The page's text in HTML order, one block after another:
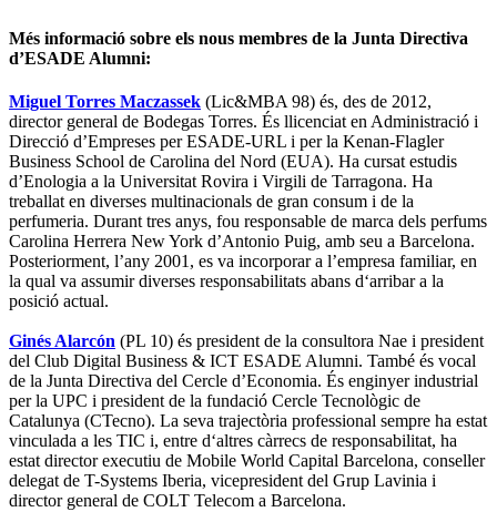
Més informació sobre els nous membres de la Junta Directiva
d’ESADE Alumni:
Miguel Torres Maczassek (Lic&MBA 98) és, des de 2012,
director general de Bodegas Torres. És llicenciat en Administració i
Direcció d’Empreses per ESADE-URL i per la Kenan-Flagler
Business School de Carolina del Nord (EUA). Ha cursat estudis
d’Enologia a la Universitat Rovira i Virgili de Tarragona. Ha
treballat en diverses multinacionals de gran consum i de la
perfumeria. Durant tres anys, fou responsable de marca dels perfums
Carolina Herrera New York d’Antonio Puig, amb seu a Barcelona.
Posteriorment, l’any 2001, es va incorporar a l’empresa familiar, en
la qual va assumir diverses responsabilitats abans d‘arribar a la
posició actual.
Ginés Alarcón (PL 10) és president de la consultora Nae i president
del Club Digital Business & ICT ESADE Alumni. També és vocal
de la Junta Directiva del Cercle d’Economia. És enginyer industrial
per la UPC i president de la fundació Cercle Tecnològic de
Catalunya (CTecno). La seva trajectòria professional sempre ha estat
vinculada a les TIC i, entre d‘altres càrrecs de responsabilitat, ha
estat director executiu de Mobile World Capital Barcelona, conseller
delegat de T-Systems Iberia, vicepresident del Grup Lavinia i
director general de COLT Telecom a Barcelona.